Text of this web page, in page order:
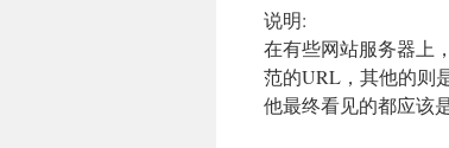
说明:
在有些网站服务器上
范的URL，其他的则
他最终看见的都应该